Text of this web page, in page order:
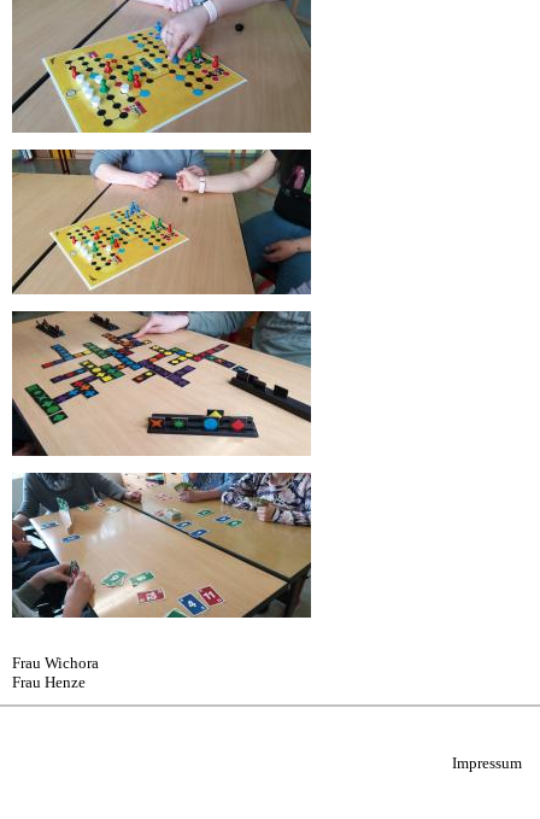
Frau Wichora
Frau Henze
Impressum